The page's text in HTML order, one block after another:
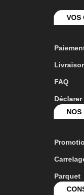
VOS
FAQ
Déclarer
NOS
Parquet